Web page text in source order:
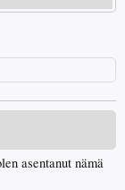
asentanut nämä